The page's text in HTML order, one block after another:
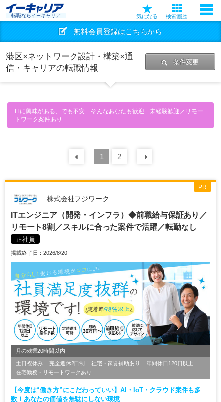
転職ならイーキャリア 気になる 検索履歴
無料会員登録はこちらから
港区×ネットワーク設計・構築×通
信・キャリアの転職情報
条件変更
ITに興味がある、でも不安…そんなあなたも歓迎！未経験歓迎／リモー
トワーク案件あり
前の 30
1 2
株式会社フジワーク
ITエンジニア（開発・インフラ）◆前職給与保証あり／
リモート8割／スキルに合った案件で活躍／転勤なし
正社員
掲載終了日：2026/8/20
月の残業20時間以内
土日祝休み 完全週休2日制 社宅・家賃補助あり
年間休日120日以上
在宅勤務・リモートワークあり
【今度は“働き方”にこだわっていい】AI・IoT・クラウド案件も多
数！あなたの価値を無駄にしない環境
PR